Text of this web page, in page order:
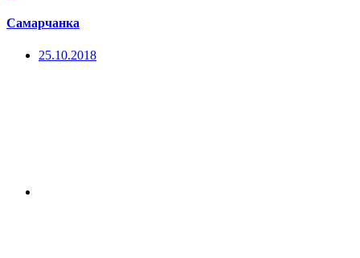
Самарчанка
25.10.2018